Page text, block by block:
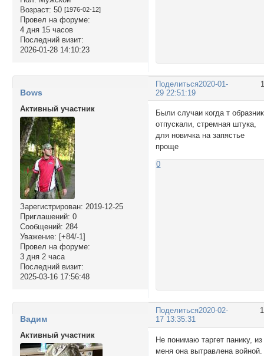
Возраст: 50 [1976-02-12]
Провел на форуме:
4 дня 15 часов
Последний визит:
2026-01-28 14:10:23
Поделиться2020-01-
29 22:51:19
Bows
Активный участник
Зарегистрирован: 2019-12-25
Приглашений: 0
Сообщений: 284
Уважение: [+84/-1]
Провел на форуме:
3 дня 2 часа
Последний визит:
2025-03-16 17:56:48
Были случаи когда т образник
отпускали, стремная штука,
для новичка на запястье
проще
0
Поделиться2020-02-
17 13:35:31
Вадим
Активный участник
Не понимаю таргет панику, из
меня она вытравлена войной.